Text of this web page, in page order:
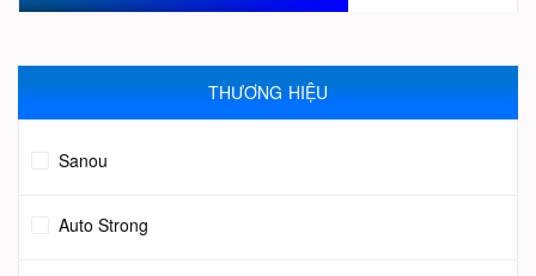
THƯƠNG HIỆU
Sanou
Auto Strong